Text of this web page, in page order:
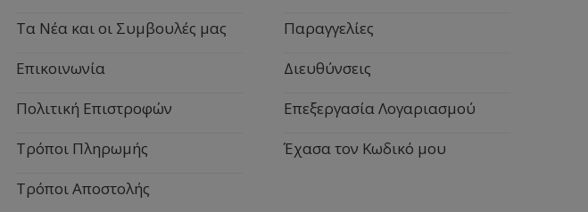
Τα Νέα και οι Συμβουλές μας
Επικοινωνία
Πολιτική Επιστροφών
Τρόποι Πληρωμής
Τρόποι Αποστολής
Παραγγελίες
Διευθύνσεις
Επεξεργασία Λογαριασμού
Έχασα τον Κωδικό μου